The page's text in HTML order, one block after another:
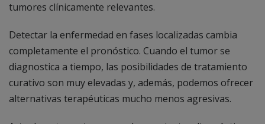
tumores clínicamente relevantes.
Detectar la enfermedad en fases localizadas cambia
completamente el pronóstico. Cuando el tumor se
diagnostica a tiempo, las posibilidades de tratamiento
curativo son muy elevadas y, además, podemos ofrecer
alternativas terapéuticas mucho menos agresivas.